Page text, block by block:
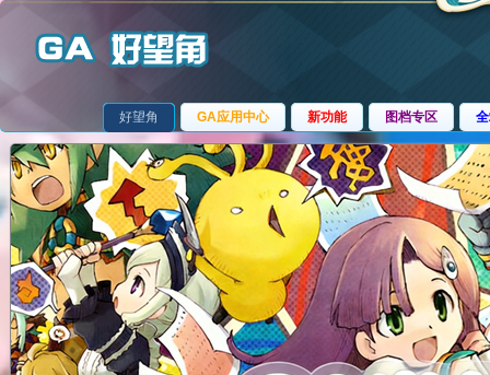
好望角 GA应用中心 新功能 图档专区